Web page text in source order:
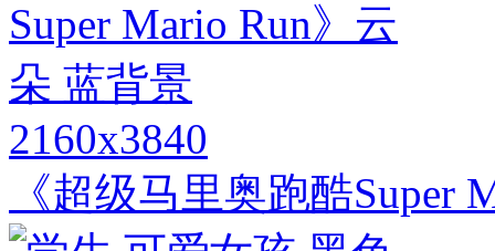
2160x3840
《超级马里奥跑酷Super